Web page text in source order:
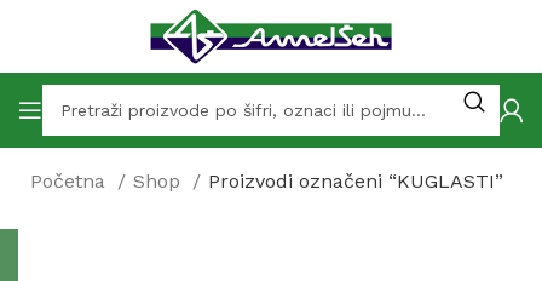
Početna Shop Proizvodi označeni “KUGLASTI”